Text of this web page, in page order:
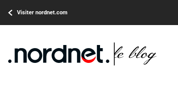
Visiter nordnet.com